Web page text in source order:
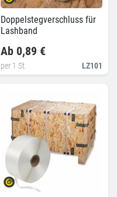
Doppelstegverschluss für
Lashband
LZ101
Ab 0,89 €
per 1 St.